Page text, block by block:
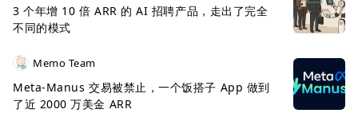
3 个年增 10 倍 ARR 的 AI 招聘产品，走出了完全
不同的模式
Memo Team
Meta-Manus 交易被禁止，一个饭搭子 App 做到
了近 2000 万美金 ARR